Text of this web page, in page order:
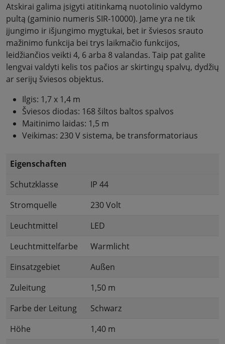
Atskirai galima įsigyti atitinkamą nuotolinio valdymo
pultą (gaminio numeris SIR-10000). Jame yra ne tik
įjungimo ir išjungimo mygtukai, bet ir šviesos srauto
mažinimo funkcija bei trys laikmačio funkcijos,
leidžiančios veikti 4, 6 arba 8 valandas. Taip pat galite
lengvai valdyti kelis tos pačios ar skirtingų spalvų, dydžių
ar serijų šviesos objektus.
Ilgis: 1,7 x 1,4 m
Šviesos diodas: 168 šiltos baltos spalvos
Maitinimo laidas: 1,5 m
Veikimas: 230 V sistema, be transformatoriaus
Eigenschaften
Schutzklasse
IP 44
Stromquelle
230 Volt
Leuchtmittel
LED
Leuchtmittelfarbe
Warmlicht
Einsatzgebiet
Außen
Zuleitung
1,50 m
Farbe der Leitung
Schwarz
Höhe
1,40 m